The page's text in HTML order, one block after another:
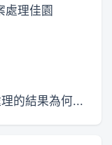
處理佳園
的結果為何...